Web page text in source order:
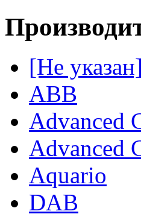
[Не указан]
ABB
Advanced
Advanced
Aquario
DAB